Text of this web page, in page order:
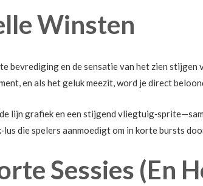
Winsten
bevrediging en de sensatie van het zien stijgen
en als het geluk meezit, word je direct
lijn grafiek en een stijgend
die spelers aanmoedigt om in korte bursts
Sessies (En